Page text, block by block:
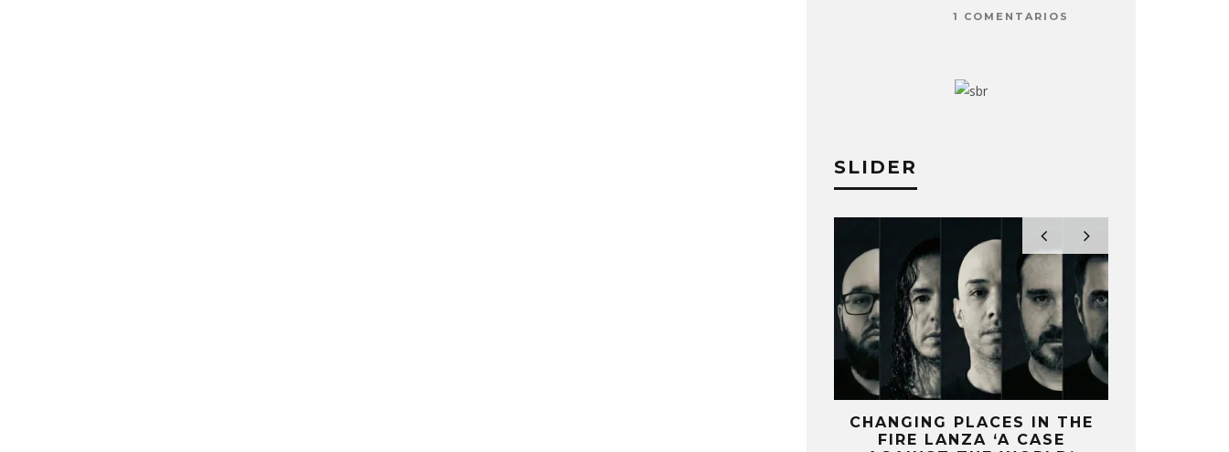
1 COMENTARIOS
SLIDER
CHANGING PLACES IN THE
FIRE LANZA ‘A CASE